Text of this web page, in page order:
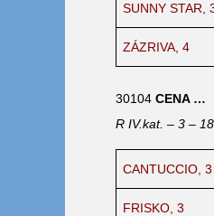
SUNNY STAR,
ZÁZRIVA, 4
30104 CENA …
R IV.kat. – 3 –
CANTUCCIO, 3
FRISKO, 3